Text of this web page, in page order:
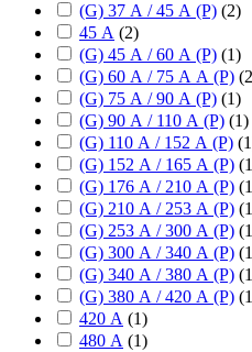
(G) 37 А / 45 А (P) (2)
45 А (2)
(G) 45 А / 60 А (P) (1)
(G) 60 А / 75 А А (P) (2
(G) 75 А / 90 А (P) (1)
(G) 90 А / 110 А (P) (1)
(G) 110 А / 152 А (P) (1
(G) 152 А / 165 А (P) (1
(G) 176 А / 210 А (P) (1
(G) 210 А / 253 А (P) (1
(G) 253 А / 300 А (P) (1
(G) 300 А / 340 А (P) (1
(G) 340 А / 380 А (P) (1
(G) 380 А / 420 А (P) (1
420 А (1)
480 А (1)